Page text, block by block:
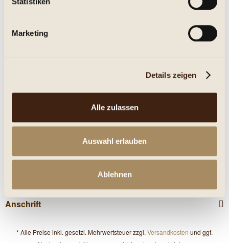
Marketing
Details zeigen
Alle zulassen
Auswahl erlauben
Ablehnen
Trocken. Kräftiger, fruchtiger...
Eigenschaften
Kunden haben sich ebenfalls angesehen
Shop Service
Anschrift
* Alle Preise inkl. gesetzl. Mehrwertsteuer zzgl. Versandkosten und ggf.